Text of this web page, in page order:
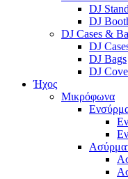
DJ
DJ
DJ Cases &
DJ
DJ Bags
DJ
Ήχος
Μικρόφωνα